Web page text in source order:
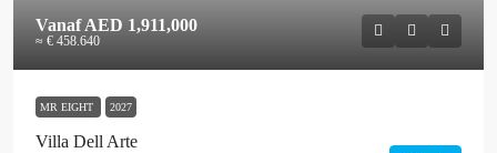
VanafAED 1,911,000
≈ € 458.640
MR EIGHT 2027
Villa Dell Arte